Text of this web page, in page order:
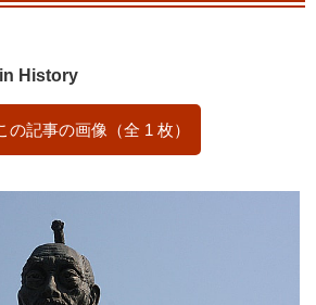
History
の記事の画像（全 1 枚）